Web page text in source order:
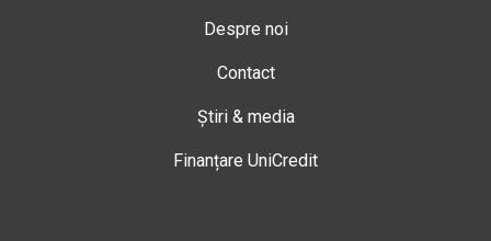
Despre noi
Contact
Știri & media
Finanțare UniCredit